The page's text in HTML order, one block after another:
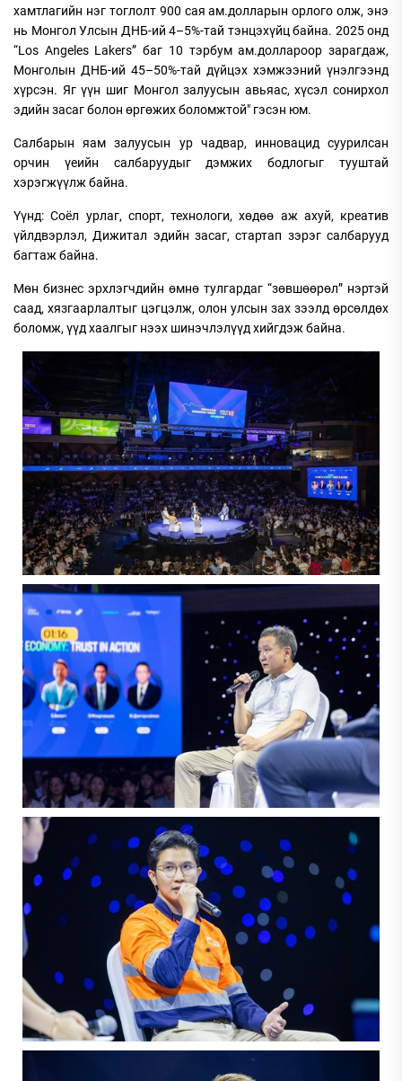
хамтлагийн нэг тоглолт 900 сая ам.долларын орлого олж, энэ
нь Монгол Улсын ДНБ-ий 4–5%-тай тэнцэхүйц байна. 2025 онд
“Los Angeles Lakers” баг 10 тэрбум ам.доллароор зарагдаж,
Монголын ДНБ-ий 45–50%-тай дүйцэх хэмжээний үнэлгээнд
хүрсэн. Яг үүн шиг Монгол залуусын авьяас, хүсэл сонирхол
эдийн засаг болон өргөжих боломжтой" гэсэн юм.
Салбарын яам залуусын ур чадвар, инновацид суурилсан
орчин үеийн салбаруудыг дэмжих бодлогыг тууштай
хэрэгжүүлж байна.
Үүнд: Соёл урлаг, спорт, технологи, хөдөө аж ахуй, креатив
үйлдвэрлэл, Дижитал эдийн засаг, стартап зэрэг салбарууд
багтаж байна.
Мөн бизнес эрхлэгчдийн өмнө тулгардаг “зөвшөөрөл” нэртэй
саад, хязгаарлалтыг цэгцэлж, олон улсын зах зээлд өрсөлдөх
боломж, үүд хаалгыг нээх шинэчлэлүүд хийгдэж байна.